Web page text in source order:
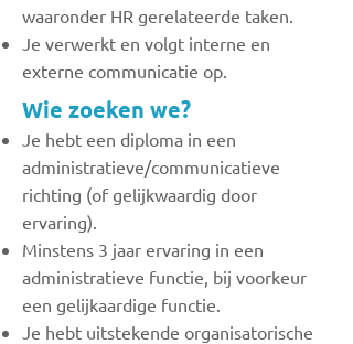
waaronder HR gerelateerde taken.
Je verwerkt en volgt interne en
externe communicatie op.
Wie zoeken we?
Je hebt een diploma in een
administratieve/communicatieve
richting (of gelijkwaardig door
ervaring).
Minstens 3 jaar ervaring in een
administratieve functie, bij voorkeur
een gelijkaardige functie.
Je hebt uitstekende organisatorische